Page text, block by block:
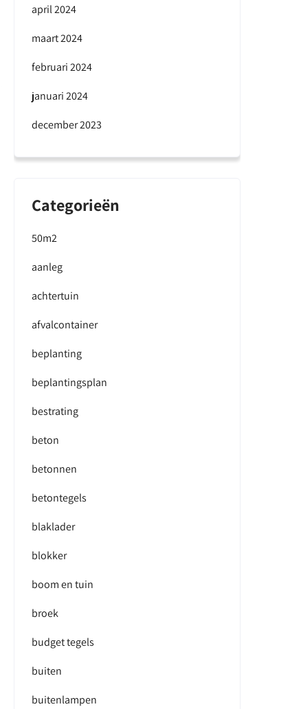
april 2024
maart 2024
februari 2024
januari 2024
december 2023
Categorieën
50m2
aanleg
achtertuin
afvalcontainer
beplanting
beplantingsplan
bestrating
beton
betonnen
betontegels
blaklader
blokker
boom en tuin
broek
budget tegels
buiten
buitenlampen